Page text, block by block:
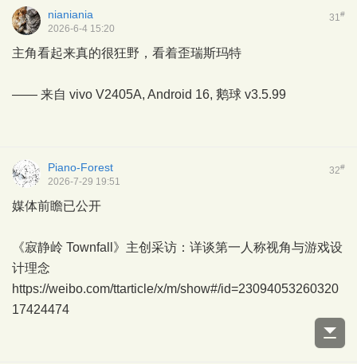
31#
nianiania
2026-6-4 15:20
主角看起来真的很狂野，看着歪瑞斯玛特
—— 来自 vivo V2405A, Android 16, 鹅球 v3.5.99
32#
Piano-Forest
2026-7-29 19:51
媒体前瞻已公开
《寂静岭 Townfall》主创采访：详谈第一人称视角与游戏设
计理念
https://weibo.com/ttarticle/x/m/show#/id=23094053260320
17424474